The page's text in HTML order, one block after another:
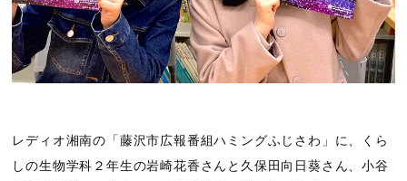
レディオ湘南の「藤沢市広報番組ハミングふじさわ」に、くら
しの生物学科２年生の岩崎花香さんと久保田向日葵さん、小谷